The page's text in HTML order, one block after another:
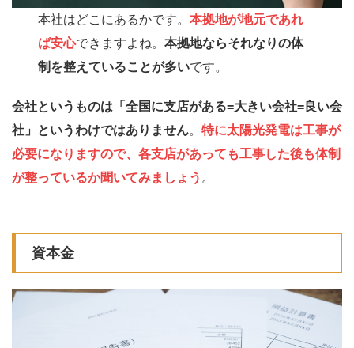
本社はどこにあるかです。本拠地が地元であれ
ば安心できますよね。本拠地ならそれなりの体
制を整えていることが多いです。
会社というものは「全国に支店がある=大きい会社=良い会
社」というわけではありません。 特に太陽光発電は工事が
必要になりますので、各支店があっても工事した後も体制
が整っているか聞いてみましょう 。
資本金